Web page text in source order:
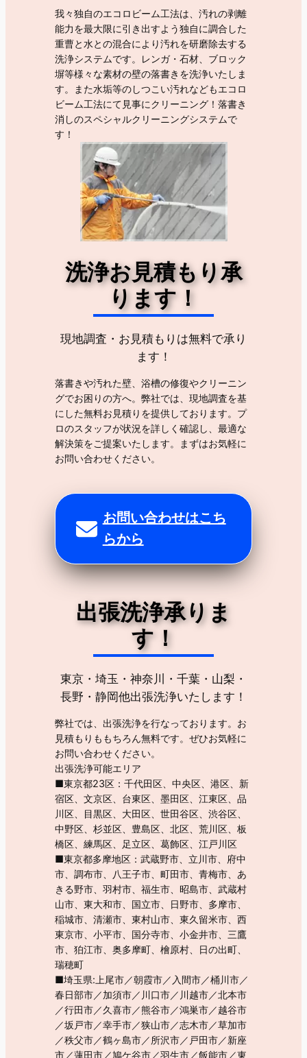
我々独自のエコロビーム工法は、汚れの剥離
能力を最大限に引き出すよう独自に調合した
重曹と水との混合により汚れを研磨除去する
洗浄システムです。レンガ・石材、ブロック
塀等様々な素材の壁の落書きを洗浄いたしま
す。また水垢等のしつこい汚れなどもエコロ
ビーム工法にて見事にクリーニング！落書き
消しのスペシャルクリーニングシステムで
す！
洗浄お見積もり承
ります！
現地調査・お見積もりは無料で承り
ます！
落書きや汚れた壁、浴槽の修復やクリーニン
グでお困りの方へ。弊社では、現地調査を基
にした無料お見積りを提供しております。プ
ロのスタッフが状況を詳しく確認し、最適な
解決策をご提案いたします。まずはお気軽に
お問い合わせください。
お問い合わせはこち
らから
出張洗浄承りま
す！
東京・埼玉・神奈川・千葉・山梨・
長野・静岡他出張洗浄いたします！
弊社では、出張洗浄を行なっております。お
見積もりももちろん無料です。ぜひお気軽に
お問い合わせください。
出張洗浄可能エリア
■東京都23区：千代田区、中央区、港区、新
宿区、文京区、台東区、墨田区、江東区、品
川区、目黒区、大田区、世田谷区、渋谷区、
中野区、杉並区、豊島区、北区、荒川区、板
橋区、練馬区、足立区、葛飾区、江戸川区
■東京都多摩地区：武蔵野市、立川市、府中
市、調布市、八王子市、町田市、青梅市、あ
きる野市、羽村市、福生市、昭島市、武蔵村
山市、東大和市、国立市、日野市、多摩市、
稲城市、清瀬市、東村山市、東久留米市、西
東京市、小平市、国分寺市、小金井市、三鷹
市、狛江市、奥多摩町、檜原村、日の出町、
瑞穂町
■埼玉県:上尾市／朝霞市／入間市／桶川市／
春日部市／加須市／川口市／川越市／北本市
／行田市／久喜市／熊谷市／鴻巣市／越谷市
／坂戸市／幸手市／狭山市／志木市／草加市
／秩父市／鶴ヶ島市／所沢市／戸田市／新座
市／蓮田市／鳩ケ谷市／羽生市／飯能市／東